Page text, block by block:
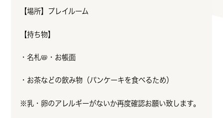
【場所】プレイルーム
【持ち物】
・名札📛・お帳面
・お茶などの飲み物（パンケーキを食べるため）
※乳・卵のアレルギーがないか再度確認お願い致します。